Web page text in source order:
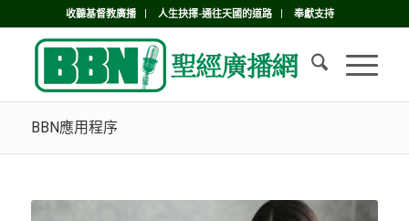
收聽基督教廣播 人生抉擇-通往天國的道路 奉獻支持
BBN應用程序